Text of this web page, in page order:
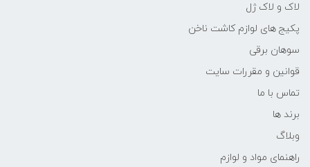
لاک و لاک ژل
پکیج های لوازم کاشت ناخن
سوهان برقی
قوانین و مقررات سایت
تماس با ما
برند ها
وبلاگ
راهنمای مواد و لوازم